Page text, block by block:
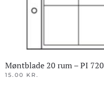
Møntblade 20 rum – PI 720
15.00 KR.